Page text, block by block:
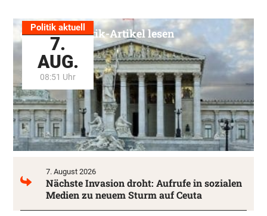
Politik aktuell
7.
AUG.
08:51 Uhr
Alle Politik-Artikel lesen
7. August 2026
Nächste Invasion droht: Aufrufe in sozialen
Medien zu neuem Sturm auf Ceuta